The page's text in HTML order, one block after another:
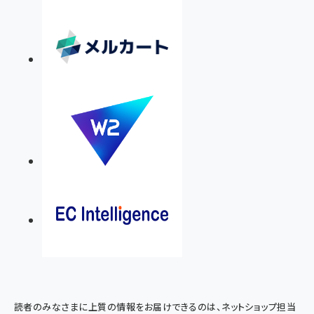
読者のみなさまに上質の情報をお届けできるのは、ネットショップ担当